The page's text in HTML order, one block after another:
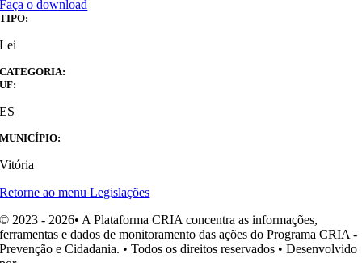
Faça o download
TIPO:
Lei
CATEGORIA:
UF:
ES
MUNICÍPIO:
Vitória
Retorne ao menu Legislações
© 2023 - 2026• A Plataforma CRIA concentra as informações,
ferramentas e dados de monitoramento das ações do Programa CRIA -
Prevenção e Cidadania. • Todos os direitos reservados • Desenvolvido